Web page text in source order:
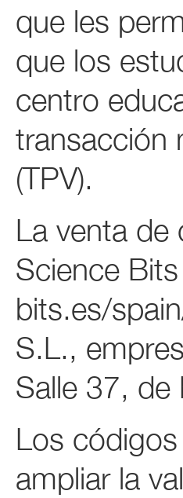
que les
que los
centro
transacción
(TPV).
La venta de
Science
bits.es/
S.L.,
Salle 37,
Los
ampliar la